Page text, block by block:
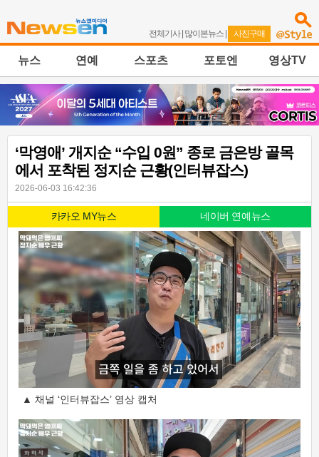
전체기사| 많이본뉴스 | 사진구매
뉴스 연예 스포츠 포토엔 영상TV
‘막영애’ 개지순 “수입 0원” 종로 금은방 골목
에서 포착된 정지순 근황(인터뷰잡스)
2026-06-03 16:42:36
카카오 MY뉴스 네이버 연예뉴스
▲ 채널 ‘인터뷰잡스’ 영상 캡처